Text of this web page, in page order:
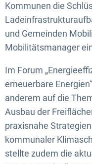
Kommunen die
und Gemeinden
Mobilitätsmanager
Im Forum
erneuerbare
anderem auf die
Ausbau der
praxisnahe
kommunaler
stellte zudem die